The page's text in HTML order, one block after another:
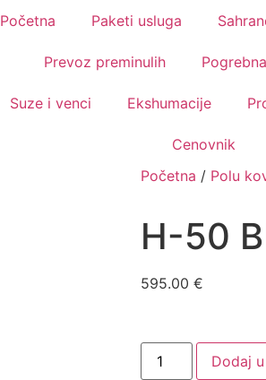
Početna Paketi usluga
Prevoz preminulih
Suze i venci Ekshumacije
Cenovnik
Početna / Polu
H-50
595.00 €
Dodaj